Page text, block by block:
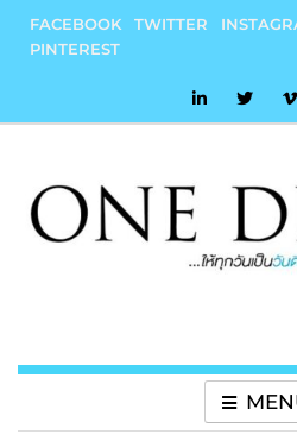
content
FACEBOOK TWITTER
PINTEREST